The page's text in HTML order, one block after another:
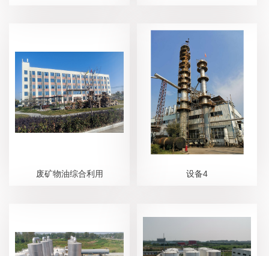
废矿物油综合利用 设备4